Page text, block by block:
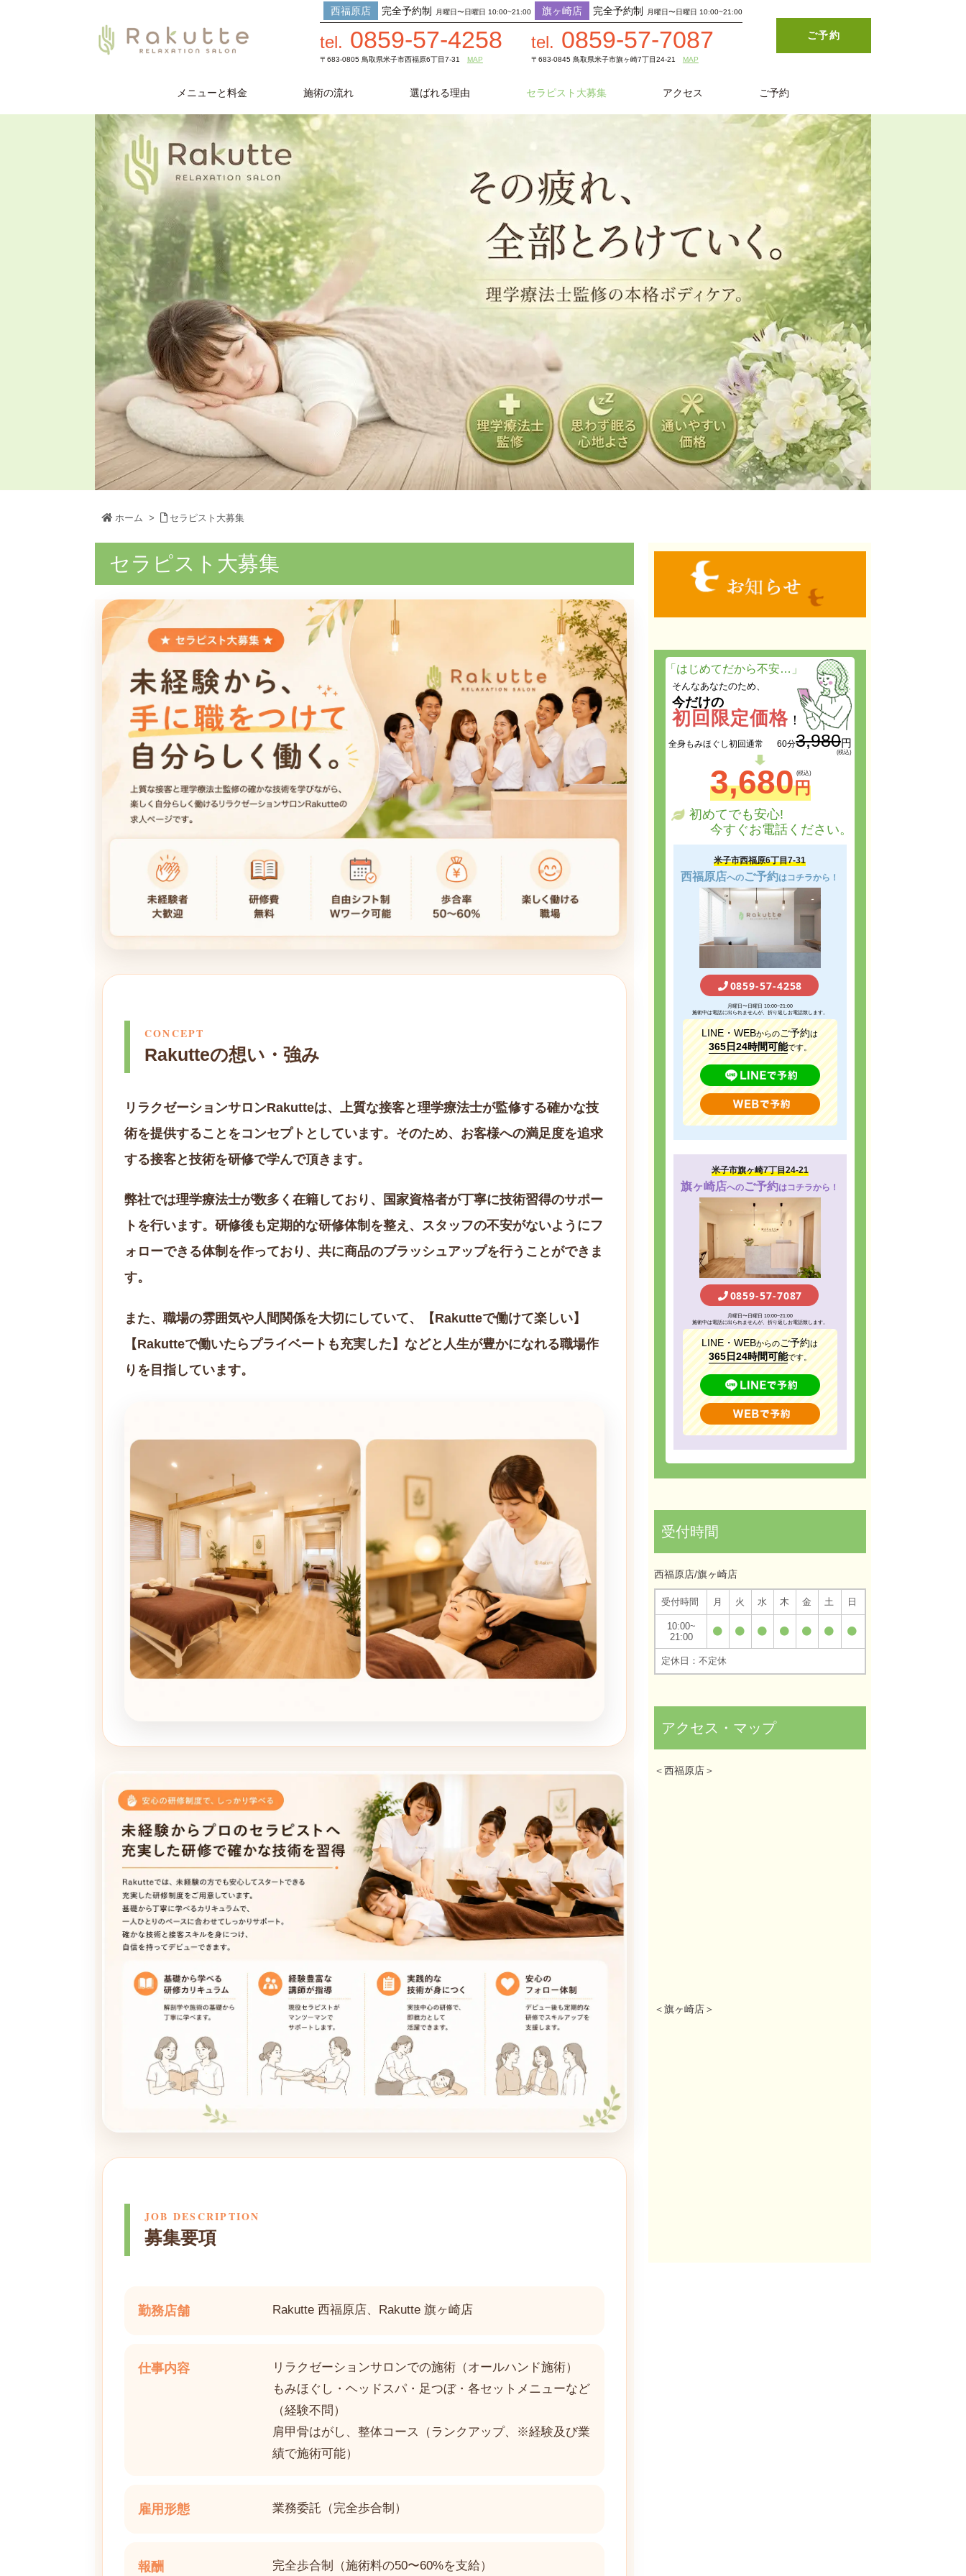
西福原店 完全予約制 月曜日〜日曜日 10:00~21:00
tel. 0859-57-4258
〒683-0805 鳥取県米子市西福原6丁目7-31 MAP
旗ヶ崎店 完全予約制 月曜日〜日曜日 10:00~21:00
tel. 0859-57-7087
〒683-0845 鳥取県米子市旗ヶ崎7丁目24-21 MAP
ご予約
メニューと料金 施術の流れ 選ばれる理由 セラピスト大募集 アクセス ご予約
ホーム > セラピスト大募集
セラピスト大募集
CONCEPT
Rakutteの想い・強み
リラクゼーションサロンRakutteは、上質な接客と理学療法士が監修する確かな技
術を提供することをコンセプトとしています。そのため、お客様への満足度を追求
する接客と技術を研修で学んで頂きます。
弊社では理学療法士が数多く在籍しており、国家資格者が丁寧に技術習得のサポー
トを行います。研修後も定期的な研修体制を整え、スタッフの不安がないようにフ
ォローできる体制を作っており、共に商品のブラッシュアップを行うことができま
す。
また、職場の雰囲気や人間関係を大切にしていて、【Rakutteで働けて楽しい】
【Rakutteで働いたらプライベートも充実した】などと人生が豊かになれる職場作
りを目指しています。
JOB DESCRIPTION
募集要項
勤務店舗 Rakutte 西福原店、Rakutte 旗ヶ崎店
仕事内容
リラクゼーションサロンでの施術（オールハンド施術）
もみほぐし・ヘッドスパ・足つぼ・各セットメニューなど
（経験不問）
肩甲骨はがし、整体コース（ランクアップ、※経験及び業
績で施術可能）
雇用形態 業務委託（完全歩合制）
報酬 完全歩合制（施術料の50〜60%を支給）
「はじめてだから不安…」
そんなあなたのため、
今だけの
初回限定価格 ！
全身もみほぐし初回通常 60分3,980円
3,680円
初めてでも安心!
今すぐお電話ください。
米子市西福原6丁目7-31
西福原店へのご予約はコチラから！
0859-57-4258
月曜日〜日曜日 10:00~21:00
施術中は電話に出られませんが、折り返しお電話致します。
LINE・WEBからのご予約は
365日24時間可能です。
米子市旗ヶ崎7丁目24-21
旗ヶ崎店へのご予約はコチラから！
0859-57-7087
月曜日〜日曜日 10:00~21:00
施術中は電話に出られませんが、折り返しお電話致します。
LINE・WEBからのご予約は
365日24時間可能です。
受付時間
西福原店/旗ヶ崎店
受付時間 月 火 水 木 金 土 日
10:00
21:00
定休日：不定休
アクセス・マップ
＜西福原店＞
＜旗ヶ崎店＞